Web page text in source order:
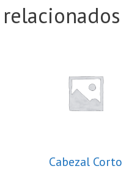
Cabezal Corto